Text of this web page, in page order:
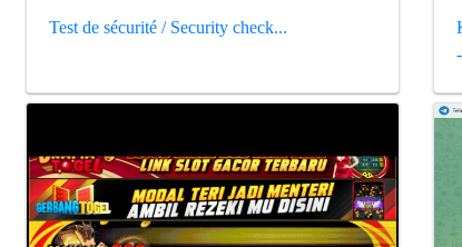
Test de sécurité / Security check...